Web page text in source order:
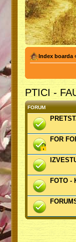
Index boarda ‹
PTICI -
FORUM
FOR
FOTO -